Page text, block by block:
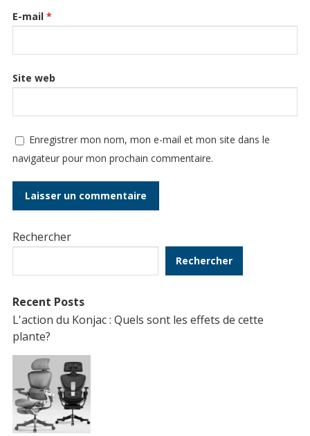
E-mail *
Site web
Enregistrer mon nom, mon e-mail et mon site dans le
navigateur pour mon prochain commentaire.
Rechercher
Rechercher
Recent Posts
L'action du Konjac : Quels sont les effets de cette
plante?